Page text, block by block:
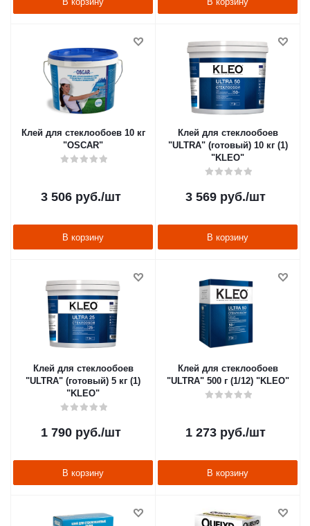
Клей для стеклообоев 10 кг
"OSCAR"
3 506руб./шт
В корзину
Клей для стеклообоев
"ULTRA" (готовый) 10 кг (1)
"KLEO"
3 569руб./шт
В корзину
Клей для стеклообоев
"ULTRA" (готовый) 5 кг (1)
"KLEO"
1 790руб./шт
В корзину
Клей для стеклообоев
"ULTRA" 500 г (1/12) "KLEO"
1 273руб./шт
В корзину